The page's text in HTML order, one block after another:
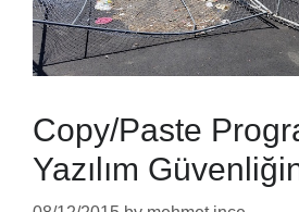
Copy/Paste
Yazılım